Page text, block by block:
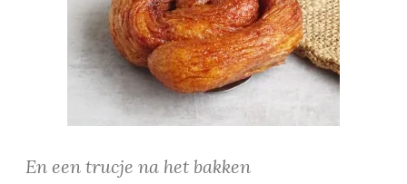
En een trucje na het bakken